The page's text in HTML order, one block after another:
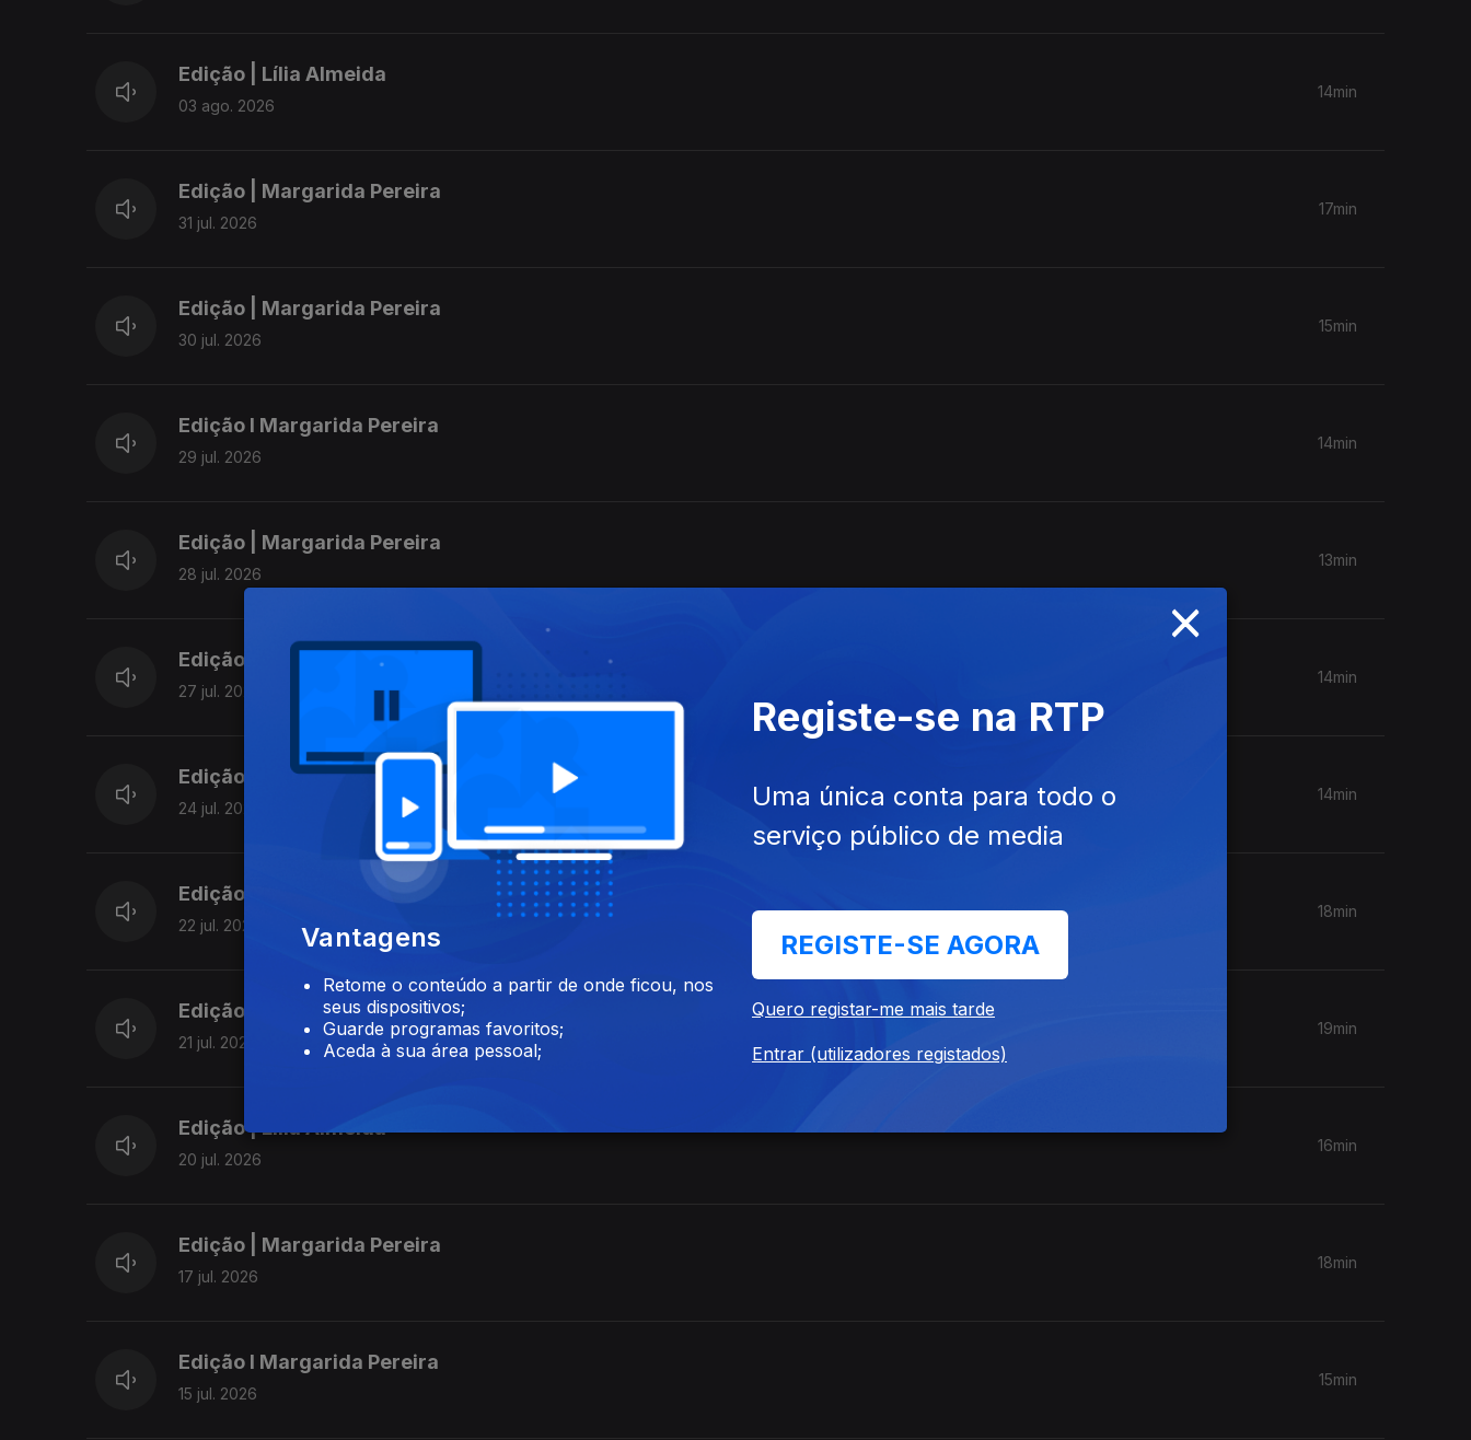
Edição | Lília Almeida
03 ago. 2026
14min
Edição | Margarida Pereira
31 jul. 2026
17min
Edição | Margarida Pereira
30 jul. 2026
15min
Edição I Margarida Pereira
29 jul. 2026
14min
Edição | Margarida Pereira
28 jul. 2026
13min
Edição | Margarida Pereira
27 jul. 2026
14min
Edição | Margarida Pereira
24 jul. 2026
14min
Edição | Margarida Pereira
22 jul. 2026
18min
Edição | Margarida Pereira
21 jul. 2026
19min
Edição | Lília Almeida
20 jul. 2026
16min
Edição | Margarida Pereira
17 jul. 2026
18min
Edição I Margarida Pereira
15 jul. 2026
15min
×
Vantagens
Retome o conteúdo a partir de onde ficou, nos
seus dispositivos;
Guarde programas favoritos;
Aceda à sua área pessoal;
Registe-se na RTP
Uma única conta para todo o
serviço público de media
REGISTE-SE AGORA
Quero registar-me mais tarde
Entrar (utilizadores registados)